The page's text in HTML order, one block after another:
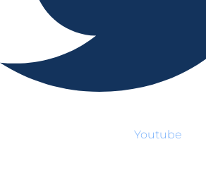
Youtube